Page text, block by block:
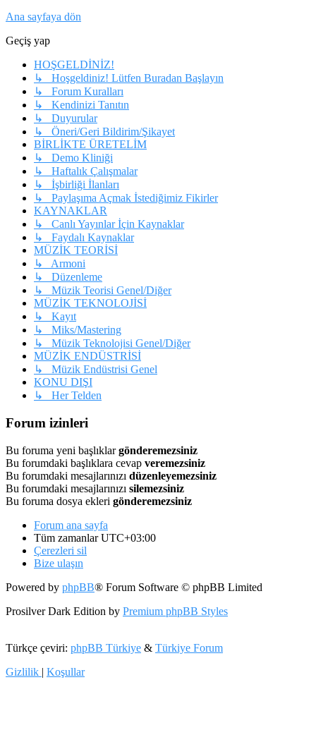
Ana sayfaya dön
Geçiş yap
HOŞGELDİNİZ!
↳ Hoşgeldiniz! Lütfen Buradan Başlayın
↳ Forum Kuralları
↳ Kendinizi Tanıtın
↳ Duyurular
↳ Öneri/Geri Bildirim/Şikayet
BİRLİKTE ÜRETELİM
↳ Demo Kliniği
↳ Haftalık Çalışmalar
↳ İşbirliği İlanları
↳ Paylaşıma Açmak İstediğimiz Fikirler
KAYNAKLAR
↳ Canlı Yayınlar İçin Kaynaklar
↳ Faydalı Kaynaklar
MÜZİK TEORİSİ
↳ Armoni
↳ Düzenleme
↳ Müzik Teorisi Genel/Diğer
MÜZİK TEKNOLOJİSİ
↳ Kayıt
↳ Miks/Mastering
↳ Müzik Teknolojisi Genel/Diğer
MÜZİK ENDÜSTRİSİ
↳ Müzik Endüstrisi Genel
KONU DIŞI
↳ Her Telden
Forum izinleri
Bu foruma yeni başlıklargönderemezsiniz
Bu forumdaki başlıklara cevap veremezsiniz
Bu forumdaki mesajlarınızı düzenleyemezsiniz
Bu forumdaki mesajlarınızı silemezsiniz
Bu foruma dosya ekleri gönderemezsiniz
Forum ana sayfa
Tüm zamanlarUTC+03:00
Çerezleri sil
Bize ulaşın
Powered by phpBB® Forum Software © phpBB Limited
Prosilver Dark Edition by Premium phpBB Styles
Türkçe çeviri: phpBB Türkiye & Türkiye Forum
Gizlilik | Koşullar